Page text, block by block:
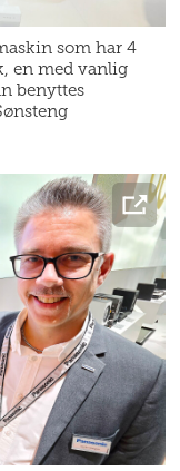
som har 4
en med vanlig
benyttes